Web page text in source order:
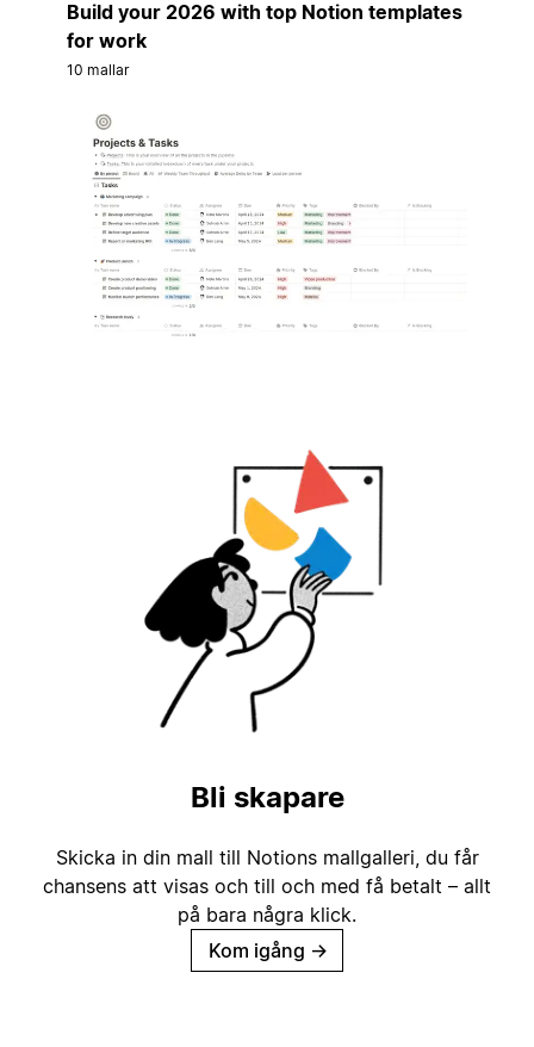
Build your 2026 with top Notion templates
for work
10 mallar
Bli skapare
Skicka in din mall till Notions mallgalleri, du får
chansens att visas och till och med få betalt – allt
på bara några klick.
Kom igång →